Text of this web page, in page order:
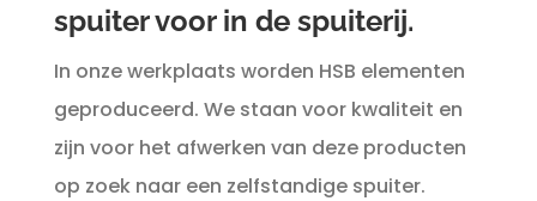
spuiter voor in de spuiterij.
In onze werkplaats worden HSB elementen
geproduceerd. We staan voor kwaliteit en
zijn voor het afwerken van deze producten
op zoek naar een zelfstandige spuiter.